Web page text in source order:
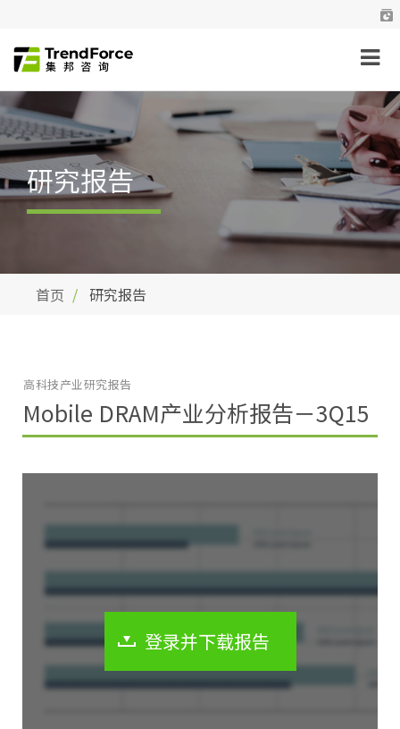
研究报告
首页 研究报告
Mobile DRAM产业分析报告－3Q15
高科技产业研究报告
登录并下载报告